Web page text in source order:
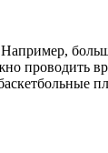
проводить